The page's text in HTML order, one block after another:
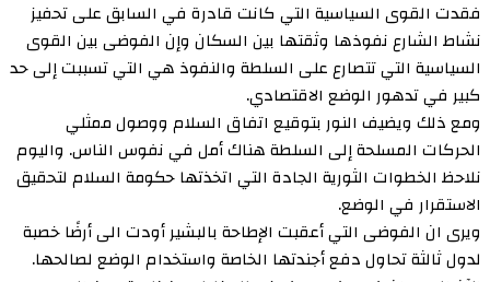
فقدت القوى السياسية التي كانت قادرة في السابق على تحفيز
نشاط الشارع نفوذها وثقتها بين السكان وإن الفوضى بين القوى
السياسية التي تتصارع على السلطة والنفوذ هي التي تسببت إلى حد
كبير في تدهور الوضع الاقتصادي.
ومع ذلك ويضيف النور بتوقيع اتفاق السلام ووصول ممثلي
الحركات المسلحة إلى السلطة هناك أمل في نفوس الناس. واليوم
نلاحظ الخطوات الثورية الجادة التي اتخذتها حكومة السلام لتحقيق
الاستقرار في الوضع.
ويرى ان الفوضى التي أعقبت الإطاحة بالبشير أودت الى أرضًا خصبة
لدول ثالثة تحاول دفع أجندتها الخاصة واستخدام الوضع لصالحها.